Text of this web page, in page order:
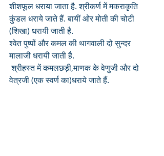
शीशफूल धराया जाता है. श्रीकर्ण में मकराकृति
कुंडल धराये जाते हैं. बायीं ओर मोती की चोटी
(शिखा) धरायी जाती है.
श्वेत पुष्पों और कमल की थागवाली दो सुन्दर
मालाजी धरायी जाती है.
श्रीहस्त में कमलछड़ी,माणक के वेणुजी और दो
वेत्रजी (एक स्वर्ण का)धराये जाते हैं.